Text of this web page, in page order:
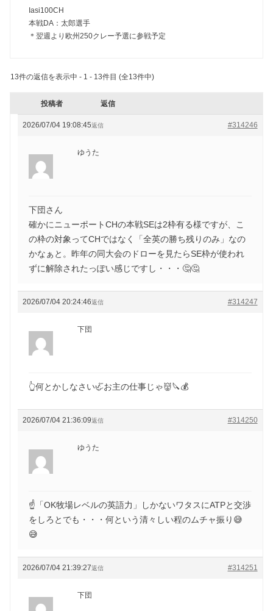
Iasi100CH
本戦DA：太郎選手
＊翌週より欧州250クレー予選に参戦予定
13件の返信を表示中 - 1 - 13件目 (全13件中)
投稿者 返信
2026/07/04 19:08:45 #314246
返信
ゆうた
下団さん
確かにニューポートCHの本戦SEは2枠有る様ですが、こ
の枠の対象ってCHではなく「全英の勝ち残りのみ」なの
かなぁと。昨年の同大会のドローを見たらSE枠が使われ
ずに解除されたっぽい感じですし・・・🤔🤔
2026/07/04 20:24:46 #314247
返信
下団
👆何とかしなさい🦏お主の仕事じゃ👹🔪💰
2026/07/04 21:36:09 #314250
返信
ゆうた
☝️「OK牧場レベルの英語力」しかないワタスにATPと交渉
をしろとでも・・・何という清々しい程のムチャ振り😅
😅
2026/07/04 21:39:27 #314251
返信
下団